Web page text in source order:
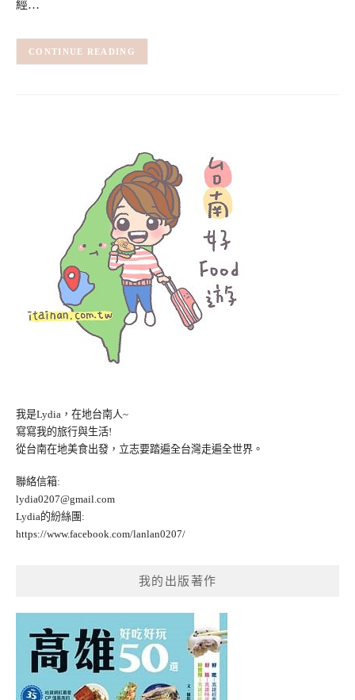
經…
CONTINUE READING
我是Lydia，在地台南人~
寫寫我的旅行與生活!
從台南在地美食出發，立志要踏遍全台灣走遍全世界。
聯絡信箱:
lydia0207@gmail.com
Lydia的紛絲團:
https://www.facebook.com/lanlan0207/
我的出版著作